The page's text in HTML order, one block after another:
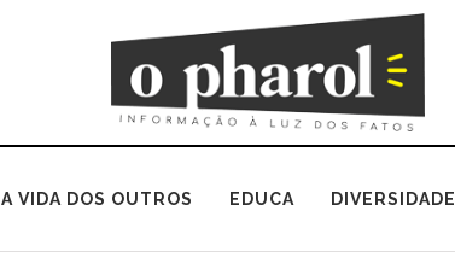
A VIDA DOS OUTROS EDUCA DIVERSIDADE